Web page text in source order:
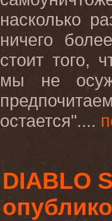
насколько
ничего
стоит того,
мы не
остается"....
DIABLO